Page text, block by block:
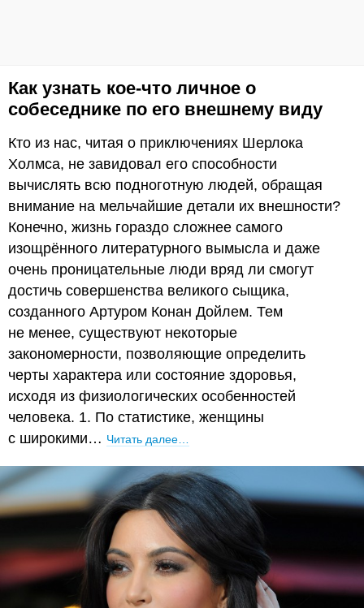
Как узнать кое-что личное о
собеседнике по его внешнему виду
Кто из нас, читая о приключениях Шерлока
Холмса, не завидовал его способности
вычислять всю подноготную людей, обращая
внимание на мельчайшие детали их внешности?
Конечно, жизнь гораздо сложнее самого
изощрённого литературного вымысла и даже
очень проницательные люди вряд ли смогут
достичь совершенства великого сыщика,
созданного Артуром Конан Дойлем. Тем
не менее, существуют некоторые
закономерности, позволяющие определить
черты характера или состояние здоровья,
исходя из физиологических особенностей
человека. 1. По статистике, женщины
с широкими… Читать далее…